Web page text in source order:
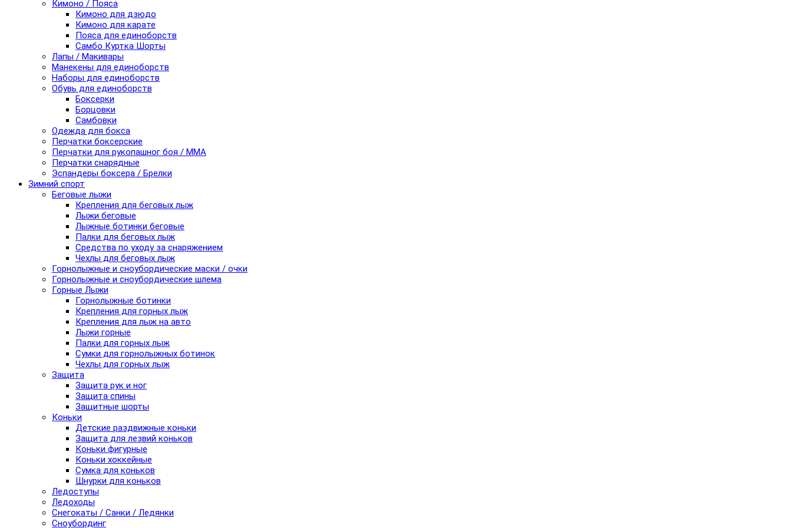
Кимоно / Пояса
Кимоно для дзюдо
Кимоно для карате
Пояса для единоборств
Самбо Куртка Шорты
Лапы / Макивары
Манекены для единоборств
Наборы для единоборств
Обувь для единоборств
Боксерки
Борцовки
Самбовки
Одежда для бокса
Перчатки боксерские
Перчатки для рукопашног боя / ММА
Перчатки снарядные
Эспандеры боксера / Брелки
Зимний спорт
Беговые лыжи
Крепления для беговых лыж
Лыжи беговые
Лыжные ботинки беговые
Палки для беговых лыж
Средства по уходу за снаряжением
Чехлы для беговых лыж
Горнолыжные и сноубордические маски / очки
Горнолыжные и сноубордические шлема
Горные Лыжи
Горнолыжные ботинки
Крепления для горных лыж
Крепления для лыж на авто
Лыжи горные
Палки для горных лыж
Сумки для горнолыжных ботинок
Чехлы для горных лыж
Защита
Защита рук и ног
Защита спины
Защитные шорты
Коньки
Детские раздвижные коньки
Защита для лезвий коньков
Коньки фигурные
Коньки хоккейные
Сумка для коньков
Шнурки для коньков
Ледоступы
Ледоходы
Снегокаты / Санки / Ледянки
Сноубординг